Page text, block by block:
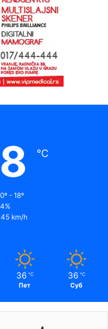
℃
- 18º
km/h
36 ℃
Пет
36 ℃
Суб